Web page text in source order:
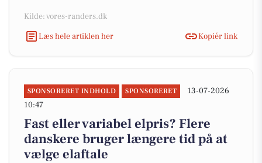
Kilde: vores-randers.dk
Læs hele artiklen her
Kopiér link
SPONSORERET INDHOLD SPONSORERET
13-07-2026
10:47
Fast eller variabel elpris? Flere
danskere bruger længere tid på at
vælge elaftale